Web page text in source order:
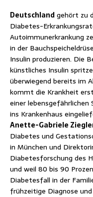
Deutschlandgehört zu
Diabetes-
Autoimmunerkrankung
in der
Insulin produzieren. Die
künstliches Insulin
überwiegend bereits im
kommt die Krankheit
einer
ins Krankenhaus
Anette-Gabriele
Diabetes und
in München und
Diabetesforschung des
und weil 80 bis 90
Diabetesfall in der
frühzeitige Diagnose